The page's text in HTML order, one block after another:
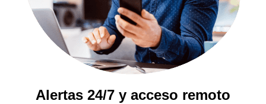
Alertas 24/7 y acceso remoto